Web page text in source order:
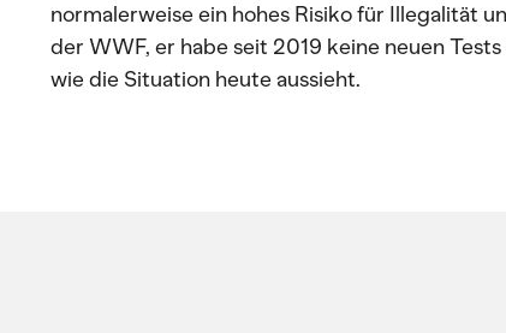
normalerweise ein hohes Risiko für Illegalität
der WWF, er habe seit 2019 keine neuen
wie die Situation heute aussieht.